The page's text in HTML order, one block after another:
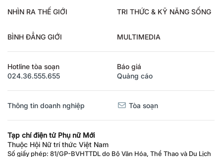
NHÌN RA THẾ GIỚI TRI THỨC & KỸ NĂNG SỐNG
BÌNH ĐẲNG GIỚI MULTIMEDIA
Hotline tòa soạn
024.36.555.655
Báo giá
Quảng cáo
Thông tin doanh nghiệp Tòa soạn
Tạp chí điện tử Phụ nữ Mới
Thuộc Hội Nữ trí thức Việt Nam
Số giấy phép: 81/GP-BVHTTDL do Bộ Văn Hóa, Thể Thao và Du Lịch